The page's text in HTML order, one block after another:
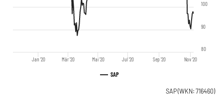
SAP
Jan '20 Mär '20 Mai '20 Jul '20 Sep '20 Nov '20
80
90
100
SAP(WKN: 716460)